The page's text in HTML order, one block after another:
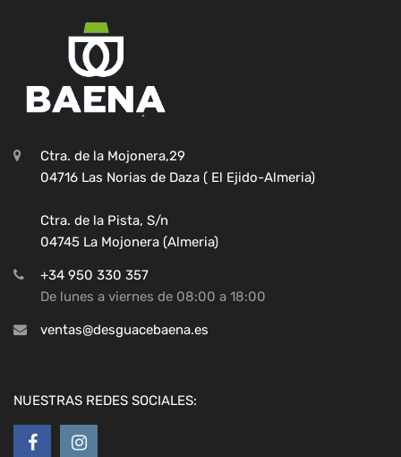
Ctra. de la Mojonera,29
04716 Las Norias de Daza ( El Ejido-Almeria)
Ctra. de la Pista, S/n
04745 La Mojonera (Almeria)
+34 950 330 357
De lunes a viernes de 08:00 a 18:00
ventas@desguacebaena.es
NUESTRAS REDES SOCIALES: